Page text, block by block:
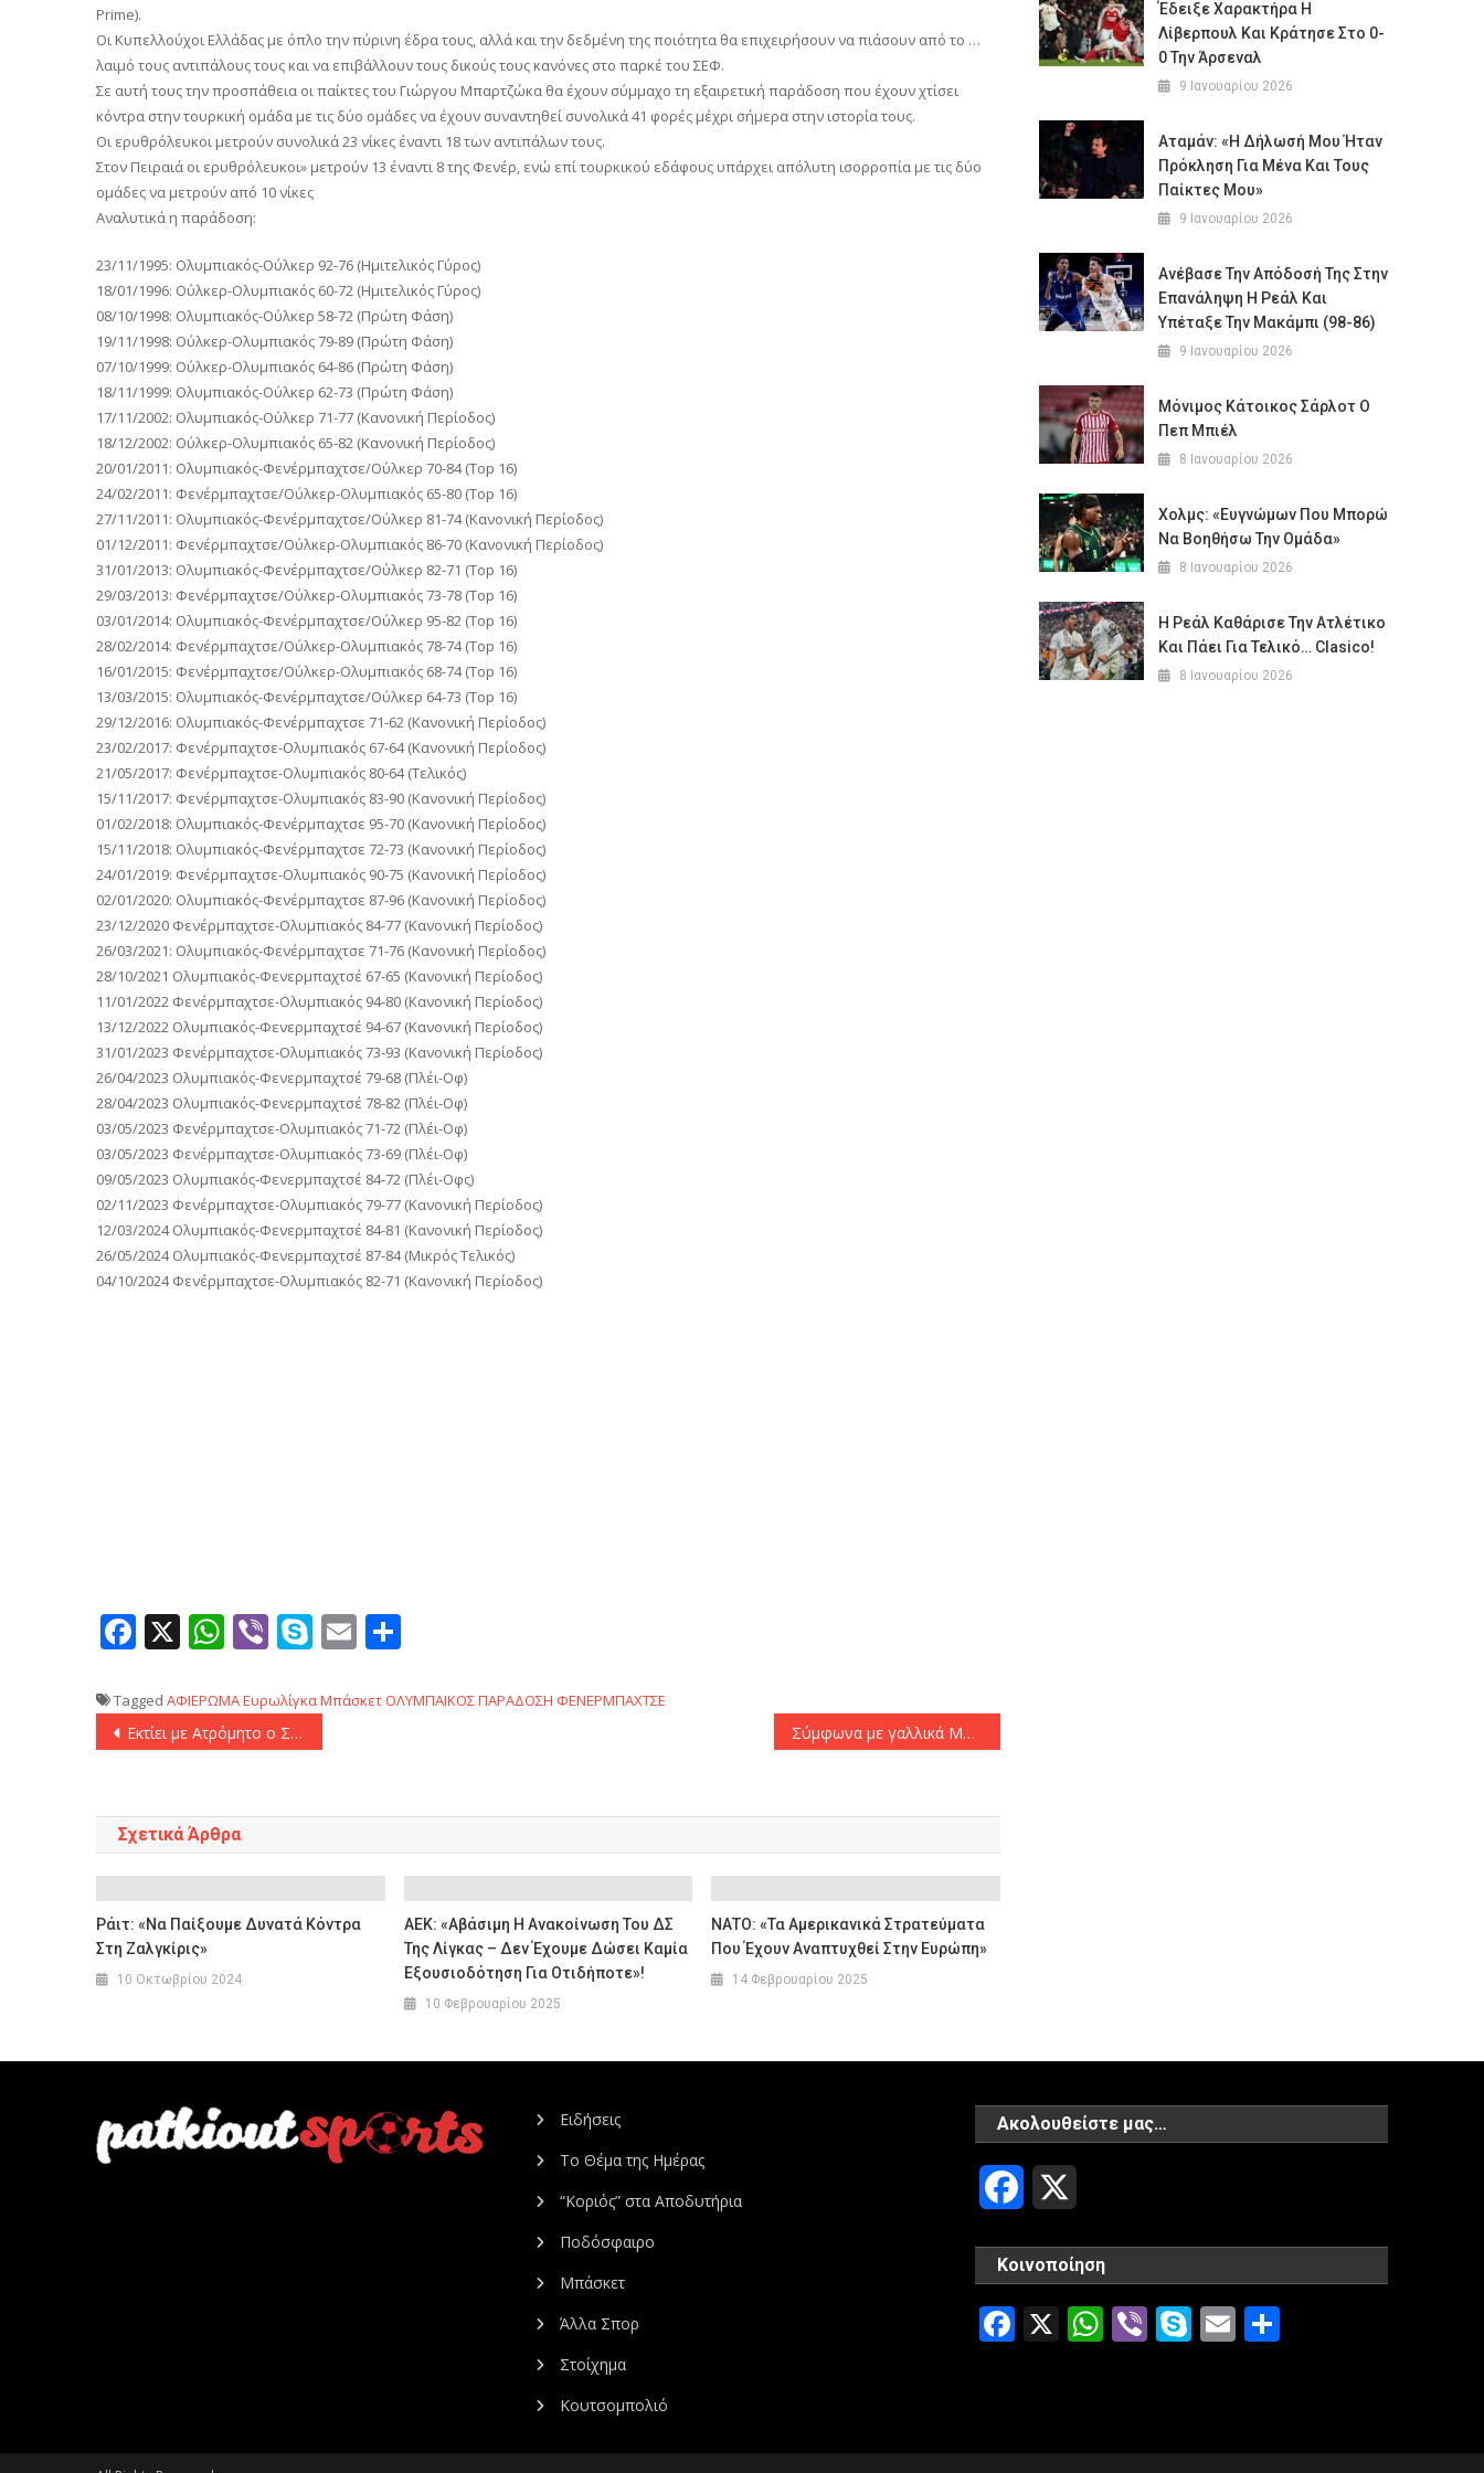
Prime).
Οι Κυπελλούχοι Ελλάδας με όπλο την πύρινη έδρα τους, αλλά και την δεδμένη της ποιότητα θα επιχειρήσουν να πιάσουν από το …
λαιμό τους αντιπάλους τους και να επιβάλλουν τους δικούς τους κανόνες στο παρκέ του ΣΕΦ.
Σε αυτή τους την προσπάθεια οι παίκτες του Γιώργου Μπαρτζώκα θα έχουν σύμμαχο τη εξαιρετική παράδοση που έχουν χτίσει
κόντρα στην τουρκική ομάδα με τις δύο ομάδες να έχουν συναντηθεί συνολικά 41 φορές μέχρι σήμερα στην ιστορία τους.
Οι ερυθρόλευκοι μετρούν συνολικά 23 νίκες έναντι 18 των αντιπάλων τους.
Στον Πειραιά οι ερυθρόλευκοι» μετρούν 13 έναντι 8 της Φενέρ, ενώ επί τουρκικού εδάφους υπάρχει απόλυτη ισορροπία με τις δύο
ομάδες να μετρούν από 10 νίκες
Αναλυτικά η παράδοση:
23/11/1995: Ολυμπιακός-Ούλκερ 92-76 (Ημιτελικός Γύρος)
18/01/1996: Ούλκερ-Ολυμπιακός 60-72 (Ημιτελικός Γύρος)
08/10/1998: Ολυμπιακός-Ούλκερ 58-72 (Πρώτη Φάση)
19/11/1998: Ούλκερ-Ολυμπιακός 79-89 (Πρώτη Φάση)
07/10/1999: Ούλκερ-Ολυμπιακός 64-86 (Πρώτη Φάση)
18/11/1999: Ολυμπιακός-Ούλκερ 62-73 (Πρώτη Φάση)
17/11/2002: Ολυμπιακός-Ούλκερ 71-77 (Κανονική Περίοδος)
18/12/2002: Ούλκερ-Ολυμπιακός 65-82 (Κανονική Περίοδος)
20/01/2011: Ολυμπιακός-Φενέρμπαχτσε/Ούλκερ 70-84 (Top 16)
24/02/2011: Φενέρμπαχτσε/Ούλκερ-Ολυμπιακός 65-80 (Top 16)
27/11/2011: Ολυμπιακός-Φενέρμπαχτσε/Ούλκερ 81-74 (Κανονική Περίοδος)
01/12/2011: Φενέρμπαχτσε/Ούλκερ-Ολυμπιακός 86-70 (Κανονική Περίοδος)
31/01/2013: Ολυμπιακός-Φενέρμπαχτσε/Ούλκερ 82-71 (Top 16)
29/03/2013: Φενέρμπαχτσε/Ούλκερ-Ολυμπιακός 73-78 (Top 16)
03/01/2014: Ολυμπιακός-Φενέρμπαχτσε/Ούλκερ 95-82 (Top 16)
28/02/2014: Φενέρμπαχτσε/Ούλκερ-Ολυμπιακός 78-74 (Top 16)
16/01/2015: Φενέρμπαχτσε/Ούλκερ-Ολυμπιακός 68-74 (Top 16)
13/03/2015: Ολυμπιακός-Φενέρμπαχτσε/Ούλκερ 64-73 (Top 16)
29/12/2016: Ολυμπιακός-Φενέρμπαχτσε 71-62 (Κανονική Περίοδος)
23/02/2017: Φενέρμπαχτσε-Ολυμπιακός 67-64 (Κανονική Περίοδος)
21/05/2017: Φενέρμπαχτσε-Ολυμπιακός 80-64 (Τελικός)
15/11/2017: Φενέρμπαχτσε-Ολυμπιακός 83-90 (Κανονική Περίοδος)
01/02/2018: Ολυμπιακός-Φενέρμπαχτσε 95-70 (Κανονική Περίοδος)
15/11/2018: Ολυμπιακός-Φενέρμπαχτσε 72-73 (Κανονική Περίοδος)
24/01/2019: Φενέρμπαχτσε-Ολυμπιακός 90-75 (Κανονική Περίοδος)
02/01/2020: Ολυμπιακός-Φενέρμπαχτσε 87-96 (Κανονική Περίοδος)
23/12/2020 Φενέρμπαχτσε-Ολυμπιακός 84-77 (Κανονική Περίοδος)
26/03/2021: Ολυμπιακός-Φενέρμπαχτσε 71-76 (Κανονική Περίοδος)
28/10/2021 Ολυμπιακός-Φενερμπαχτσέ 67-65 (Κανονική Περίοδος)
11/01/2022 Φενέρμπαχτσε-Ολυμπιακός 94-80 (Κανονική Περίοδος)
13/12/2022 Ολυμπιακός-Φενερμπαχτσέ 94-67 (Κανονική Περίοδος)
31/01/2023 Φενέρμπαχτσε-Ολυμπιακός 73-93 (Κανονική Περίοδος)
26/04/2023 Ολυμπιακός-Φενερμπαχτσέ 79-68 (Πλέι-Οφ)
28/04/2023 Ολυμπιακός-Φενερμπαχτσέ 78-82 (Πλέι-Οφ)
03/05/2023 Φενέρμπαχτσε-Ολυμπιακός 71-72 (Πλέι-Οφ)
03/05/2023 Φενέρμπαχτσε-Ολυμπιακός 73-69 (Πλέι-Οφ)
09/05/2023 Ολυμπιακός-Φενερμπαχτσέ 84-72 (Πλέι-Οφς)
02/11/2023 Φενέρμπαχτσε-Ολυμπιακός 79-77 (Κανονική Περίοδος)
12/03/2024 Ολυμπιακός-Φενερμπαχτσέ 84-81 (Κανονική Περίοδος)
26/05/2024 Ολυμπιακός-Φενερμπαχτσέ 87-84 (Μικρός Τελικός)
04/10/2024 Φενέρμπαχτσε-Ολυμπιακός 82-71 (Κανονική Περίοδος)
Facebook
X WhatsApp
ViberSkype
Email
Tagged ΑΦΙΕΡΩΜΑΕυρωλίγκαΜπάσκετ ΟΛΥΜΠΑΙΚΟΣΠΑΡΑΔΟΣΗ ΦΕΝΕΡΜΠΑΧΤΣΕ
Πλοήγηση
Εκτίει με Ατρόμητο ο Σιμάνσκι στην ΑΕΚ Σύμφωνα με γαλλικά ΜΜΕ: «Ενδιαφέρον Ολυμπιακού για τον Αρίτ της Μαρσέιγ»
Σχετικά Άρθρα
Ράιτ: «Να Παίξουμε Δυνατά Κόντρα
Στη Ζαλγκίρις»
10 Οκτωβρίου 2024
ΑΕΚ: «Αβάσιμη Η Ανακοίνωση Του ΔΣ
Της Λίγκας – Δεν Έχουμε Δώσει Καμία
Εξουσιοδότηση Για Οτιδήποτε»!
10 Φεβρουαρίου 2025
ΝΑΤΟ: «Τα Αμερικανικά Στρατεύματα
Που Έχουν Αναπτυχθεί Στην Ευρώπη»
14 Φεβρουαρίου 2025
Έδειξε Χαρακτήρα Η
Λίβερπουλ Και Κράτησε Στο 0-
0 Την Άρσεναλ
9 Ιανουαρίου 2026
Αταμάν: «Η Δήλωσή Μου Ήταν
Πρόκληση Για Μένα Και Τους
Παίκτες Μου»
9 Ιανουαρίου 2026
Ανέβασε Την Απόδοσή Της Στην
Επανάληψη Η Ρεάλ Και
Υπέταξε Την Μακάμπι (98-86)
9 Ιανουαρίου 2026
Μόνιμος Κάτοικος Σάρλοτ Ο
Πεπ Μπιέλ
8 Ιανουαρίου 2026
Χολμς: «Ευγνώμων Που Μπορώ
Να Βοηθήσω Την Ομάδα»
8 Ιανουαρίου 2026
Η Ρεάλ Καθάρισε Την Ατλέτικο
Και Πάει Για Τελικό… Clasico!
8 Ιανουαρίου 2026
Ειδήσεις
Το Θέμα της Ημέρας
“Κοριός” στα Αποδυτήρια
Ποδόσφαιρο
Μπάσκετ
Άλλα Σπορ
Στοίχημα
Κουτσομπολιό
Ακολουθείστε μας…
Facebook
Κοινοποίηση
Facebook
X WhatsApp
ViberSkype
Email